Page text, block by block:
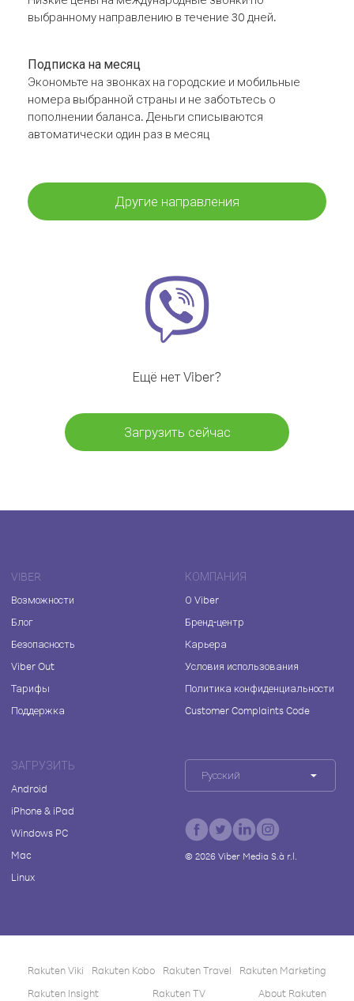
выбранному направлению в течение 30 дней.
Подписка на месяц
Экономьте на звонках на городские и мобильные
номера выбранной страны и не заботьтесь о
пополнении баланса. Деньги списываются
автоматически один раз в месяц
Другие направления
Ещё нет Viber?
Загрузить сейчас
VIBER
Возможности
Блог
Безопасность
Viber Out
Тарифы
Поддержка
КОМПАНИЯ
О Viber
Бренд-центр
Карьера
Условия использования
Политика конфиденциальности
Customer Complaints Code
ЗАГРУЗИТЬ
Android
iPhone & iPad
Windows PC
Mac
Linux
Русский
© 2026Viber Media S.à r.l.
Rakuten Viki Rakuten Kobo Rakuten Travel
Rakuten Marketing
Rakuten Insight
Rakuten TV About Rakuten